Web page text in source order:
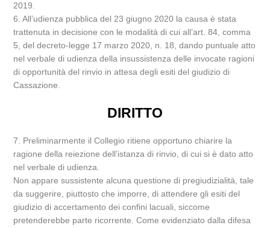
2019.
6. All’udienza pubblica del 23 giugno 2020 la causa è stata
trattenuta in decisione con le modalità di cui all’art. 84, comma
5, del decreto-legge 17 marzo 2020, n. 18, dando puntuale atto
nel verbale di udienza della insussistenza delle invocate ragioni
di opportunità del rinvio in attesa degli esiti del giudizio di
Cassazione.
DIRITTO
7. Preliminarmente il Collegio ritiene opportuno chiarire la
ragione della reiezione dell’istanza di rinvio, di cui si è dato atto
nel verbale di udienza.
Non appare sussistente alcuna questione di pregiudizialità, tale
da suggerire, piuttosto che imporre, di attendere gli esiti del
giudizio di accertamento dei confini lacuali, siccome
pretenderebbe parte ricorrente. Come evidenziato dalla difesa